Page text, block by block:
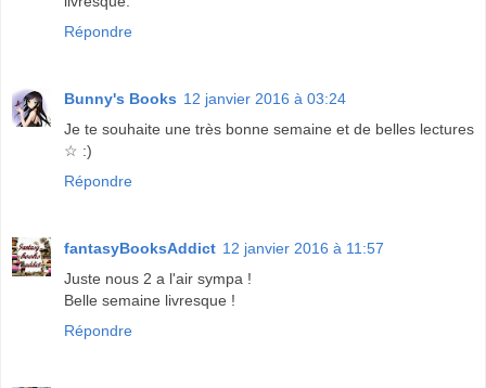
Répondre
Bunny's Books 12 janvier 2016 à 03:24
Je te souhaite une très bonne semaine et de belles lectures
☆ :)
Répondre
fantasyBooksAddict 12 janvier 2016 à 11:57
Juste nous 2 a l'air sympa !
Belle semaine livresque !
Répondre